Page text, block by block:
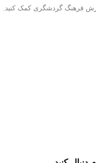
فرهنگ گردشگری کمک کنید.